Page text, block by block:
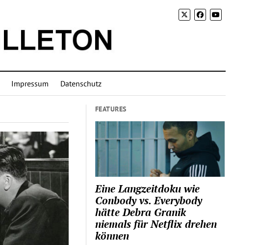
Impressum Datenschutz
FEATURES
Eine Langzeitdoku wie
Conbody vs. Everybody
hätte Debra Granik
niemals für Netflix drehen
können